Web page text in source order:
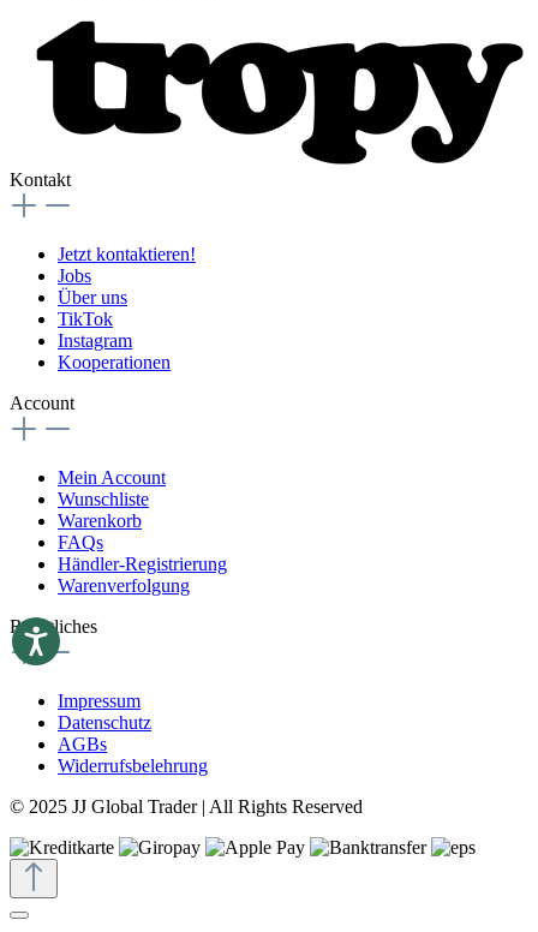
Kontakt
Jetzt kontaktieren!
Jobs
Über uns
TikTok
Instagram
Kooperationen
Account
Mein Account
Wunschliste
Warenkorb
FAQs
Händler-Registrierung
Warenverfolgung
Rechtliches
Impressum
Datenschutz
AGBs
Widerrufsbelehrung
© 2025 JJ Global Trader | All Rights Reserved